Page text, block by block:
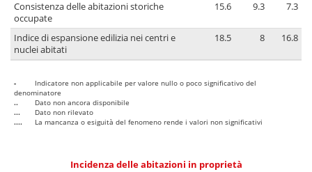
Consistenza delle abitazioni storiche
occupate
15.6 9.3 7.3
Indice di espansione edilizia nei centri e
nuclei abitati
18.5 8 16.8
-
Indicatore non applicabile per valore nullo o poco significativo del
denominatore
..
Dato non ancora disponibile
...
Dato non rilevato
....
La mancanza o esiguità del fenomeno rende i valori non significativi
Incidenza delle abitazioni in proprietà